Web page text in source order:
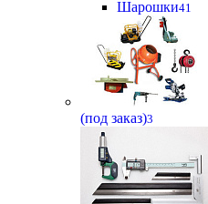
Шарошки41
(под заказ)3